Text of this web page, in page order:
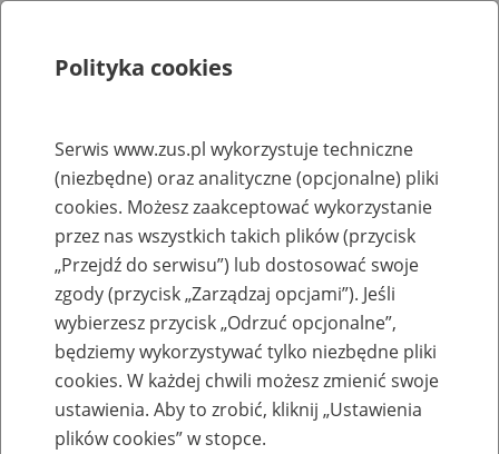
Rejestry, ewidencje i archiwa
Baza zlikwidowanych lub
przekształconych zakładów pracy
Nazwa zakładu pracy:
Polityka cookies
Serwis www.zus.pl wykorzystuje techniczne
(niezbędne) oraz analityczne (opcjonalne) pliki
cookies. Możesz zaakceptować wykorzystanie
przez nas wszystkich takich plików (przycisk
„Przejdź do serwisu”) lub dostosować swoje
zgody (przycisk „Zarządzaj opcjami”). Jeśli
wybierzesz przycisk „Odrzuć opcjonalne”,
będziemy wykorzystywać tylko niezbędne pliki
cookies. W każdej chwili możesz zmienić swoje
ustawienia. Aby to zrobić, kliknij „Ustawienia
plików cookies” w stopce.